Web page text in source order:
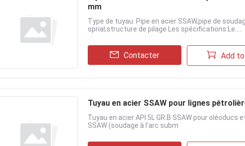
mm
Type de tuyau: Pipe en acier SSAW,pipe de
sprial,structure de pilage Les spécifications:Le.....
Contacter Add
Tuyau en acier SSAW pour lignes
Tuyau en acier API 5L GR.B SSAW pour
SSAW (soudage à l'arc subm